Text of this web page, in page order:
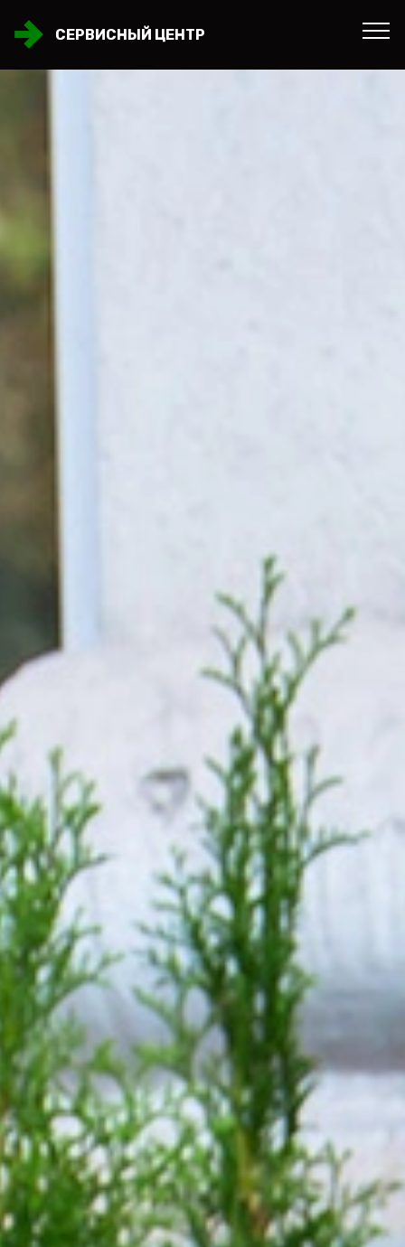
СЕРВИСНЫЙ ЦЕНТР